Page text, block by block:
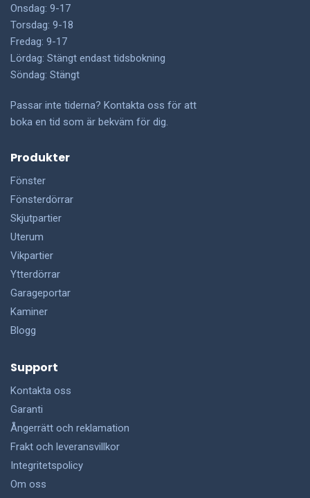
Onsdag: 9-17
Torsdag: 9-18
Fredag: 9-17
Lördag: Stängt endast tidsbokning
Söndag: Stängt
Passar inte tiderna? Kontakta oss för att
boka en tid som är bekväm för dig.
Produkter
Fönster
Fönsterdörrar
Skjutpartier
Uterum
Vikpartier
Ytterdörrar
Garageportar
Kaminer
Blogg
Support
Kontakta oss
Garanti
Ångerrätt och reklamation
Frakt och leveransvillkor
Integritetspolicy
Om oss